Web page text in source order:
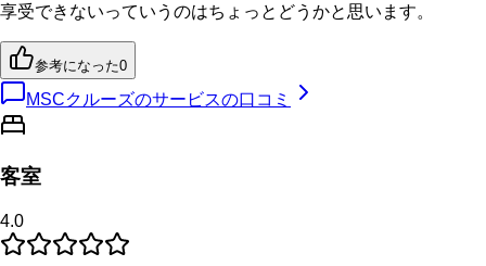
享受できないっていうのはちょっとどうかと思います。
参考になった0
MSCクルーズのサービスの口コミ
客室
4.0